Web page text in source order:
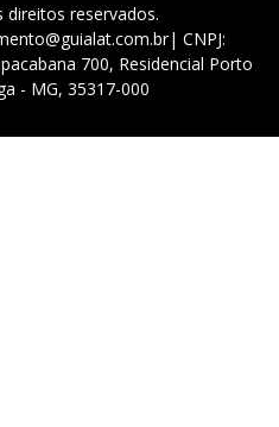
reservados.
CNPJ:
700, Residencial Porto
- MG, 35317-000